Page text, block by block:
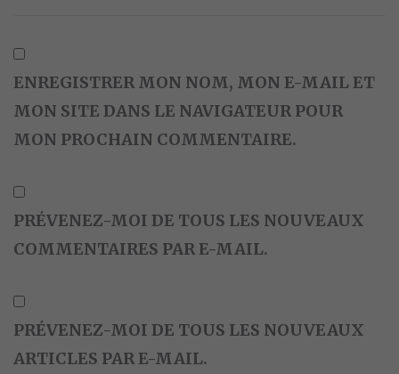
ENREGISTRER MON NOM, MON E-MAIL ET
MON SITE DANS LE NAVIGATEUR POUR
MON PROCHAIN COMMENTAIRE.
PRÉVENEZ-MOI DE TOUS LES NOUVEAUX
COMMENTAIRES PAR E-MAIL.
PRÉVENEZ-MOI DE TOUS LES NOUVEAUX
ARTICLES PAR E-MAIL.